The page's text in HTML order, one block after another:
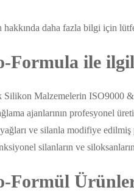
hakkında daha fazla bilgi için
Formula ile
Silikon Malzemelerin ISO9000
ajanlarının profesyonel
ve silanla modifiye edilmiş
silanların ve
Formül